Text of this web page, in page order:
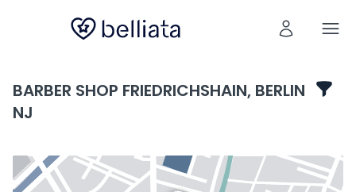
BARBER SHOP FRIEDRICHSHAIN, BERLIN
NJ